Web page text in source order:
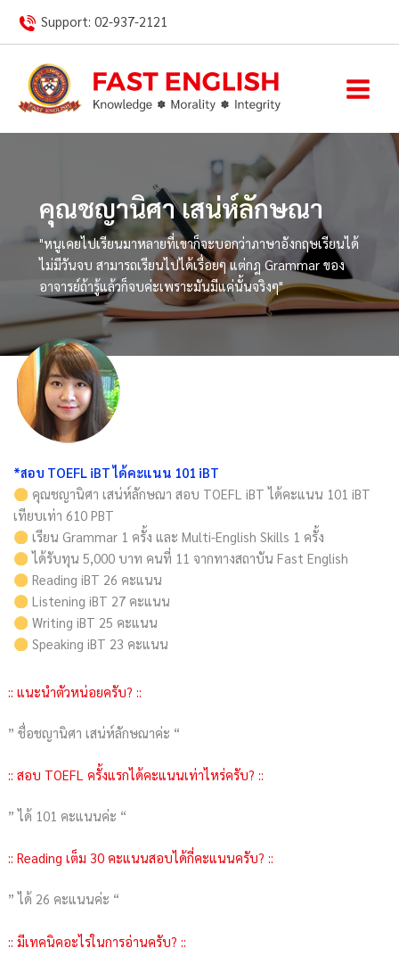
Support: 02-937-2121
คุณชญานิศา เสน่ห์ลักษณา
"หนูเคยไปเรียนมาหลายที่เขาก็จะบอกว่าภาษาอังกฤษเรียนได้
ไม่มีวันจบ สามารถเรียนไปได้เรื่อยๆ แต่กฎ Grammar ของ
อาจารย์ถ้ารู้แล้วก็จบค่ะเพราะมันมีแค่นั้นจริงๆ"
*สอบ TOEFL iBT ได้คะแนน 101 iBT
คุณชญานิศา เสน่ห์ลักษณา สอบ TOEFL iBT ได้คะแนน 101 iBT
เทียบเท่า 610 PBT
เรียน Grammar 1 ครั้ง และ Multi-English Skills 1 ครั้ง
ได้รับทุน 5,000 บาท คนที่ 11 จากทางสถาบัน Fast English
Reading iBT 26 คะแนน
Listening iBT 27 คะแนน
Writing iBT 25 คะแนน
Speaking iBT 23 คะแนน
:: แนะนำตัวหน่อยครับ? ::
” ชื่อชญานิศา เสน่ห์ลักษณาค่ะ “
:: สอบ TOEFL ครั้งแรกได้คะแนนเท่าไหร่ครับ? ::
” ได้ 101 คะแนนค่ะ “
:: Reading เต็ม 30 คะแนนสอบได้กี่คะแนนครับ? ::
” ได้ 26 คะแนนค่ะ “
:: มีเทคนิคอะไรในการอ่านครับ? ::